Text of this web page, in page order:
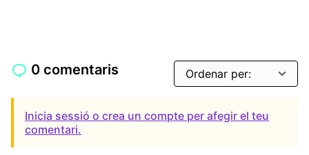
0 comentaris
Inicia sessió o crea un compte per afegir el teu
comentari.